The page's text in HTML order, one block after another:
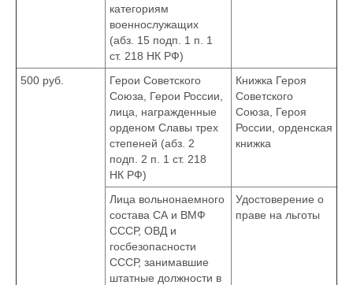
категориям
военнослужащих
(абз. 15 подп. 1 п. 1
ст. 218 НК РФ)
500 руб.
Герои Советского
Союза, Герои России,
лица, награжденные
орденом Славы трех
степеней (абз. 2
подп. 2 п. 1 ст. 218
НК РФ)
Книжка Героя
Советского
Союза, Героя
России, орденская
книжка
Лица вольнонаемного
состава СА и ВМФ
СССР, ОВД и
госбезопасности
СССР, занимавшие
штатные должности в
Удостоверение о
праве на льготы